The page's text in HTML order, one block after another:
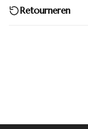
Retourneren